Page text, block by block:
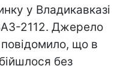
у Владикавказі
2112. Джерело
повідомило, що в
без